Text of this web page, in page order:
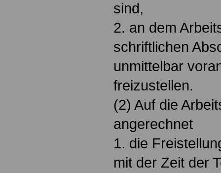
sind,
2. an dem
schriftlichen
unmittelbar
freizustellen.
(2) Auf die
angerechnet
1. die
mit der Zeit der